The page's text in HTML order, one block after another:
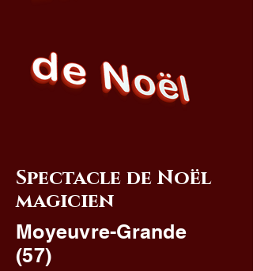
Spectacle de Noël
magicien
Moyeuvre-Grande
(57)